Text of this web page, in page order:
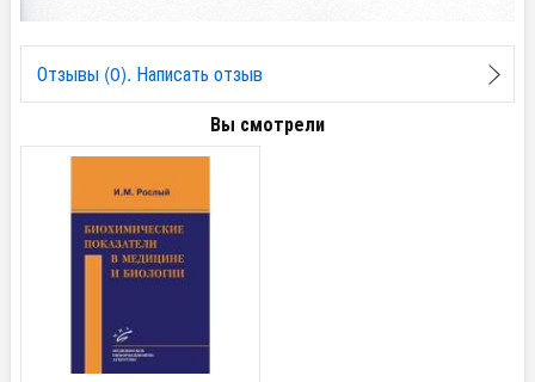
Отзывы (0). Написать отзыв
Вы смотрели